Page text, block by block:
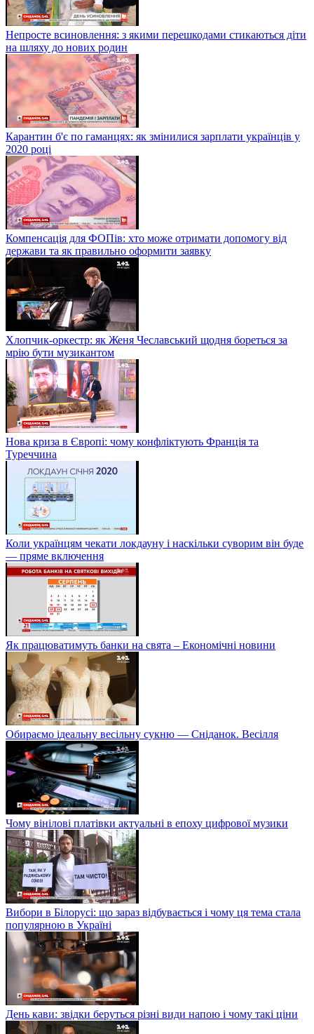
Непросте всиновлення: з якими перешкодами стикаються діти
на шляху до нових родин
Карантин б'є по гаманцях: як змінилися зарплати українців у
2020 році
Компенсація для ФОПів: хто може отримати допомогу від
держави та як правильно оформити заявку
Хлопчик-оркестр: як Женя Чеславський щодня бореться за
мрію бути музикантом
Нова криза в Європі: чому конфліктують Франція та
Туреччина
Коли українцям чекати локдауну і наскільки суворим він буде
— пряме включення
Як працюватимуть банки на свята – Економічні новини
Обираємо ідеальну весільну сукню — Сніданок. Весілля
Чому вінілові платівки актуальні в епоху цифрової музики
Вибори в Білорусі: що зараз відбувається і чому ця тема стала
популярною в Україні
День кави: звідки беруться різні види напою і чому такі ціни